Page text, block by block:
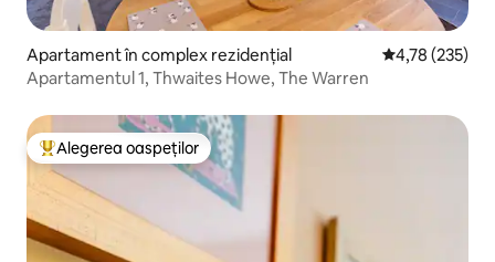
Apartament în complex rezidențial Scor mediu de
4,78 (235)
Apartamentul 1, Thwaites Howe, The Warren
Locuință din topul categoriei Alegerea oaspeților
Alegerea oaspeților